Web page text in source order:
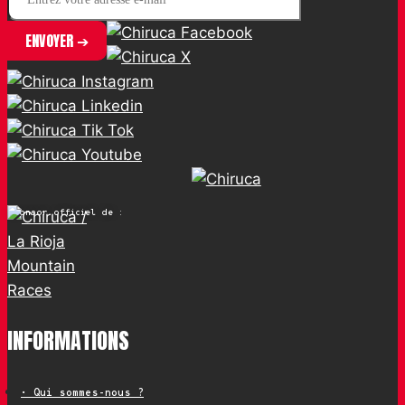
Sponsor officiel de :
INFORMATIONS
• Qui sommes-nous ?